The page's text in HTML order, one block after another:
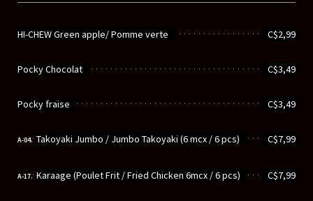
C$2,99
HI-CHEW Green apple/ Pomme verte
C$3,49
Pocky Chocolat
C$3,49
Pocky fraise
A-04. C$7,99
Takoyaki Jumbo / Jumbo Takoyaki (6 mcx / 6 pcs)
A-17. C$7,99
Karaage (Poulet Frit / Fried Chicken 6mcx / 6 pcs)